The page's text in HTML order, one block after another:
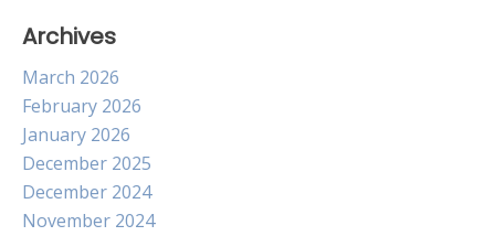
Archives
March 2026
February 2026
January 2026
December 2025
December 2024
November 2024